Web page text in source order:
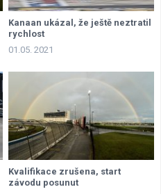
Kanaan ukázal, že ještě neztratil
rychlost
01.05. 2021
Kvalifikace zrušena, start
závodu posunut